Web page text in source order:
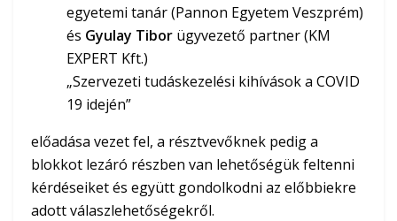
egyetemi tanár (Pannon Egyetem Veszprém)
és Gyulay Tibor ügyvezető partner (KM
EXPERT Kft.)
„Szervezeti tudáskezelési kihívások a COVID
19 idején”
előadása vezet fel, a résztvevőknek pedig a
blokkot lezáró részben van lehetőségük feltenni
kérdéseiket és együtt gondolkodni az előbbiekre
adott válaszlehetőségekről.